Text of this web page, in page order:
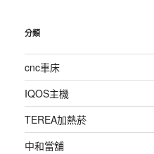
分類
cnc車床
IQOS主機
TEREA加熱菸
中和當舖